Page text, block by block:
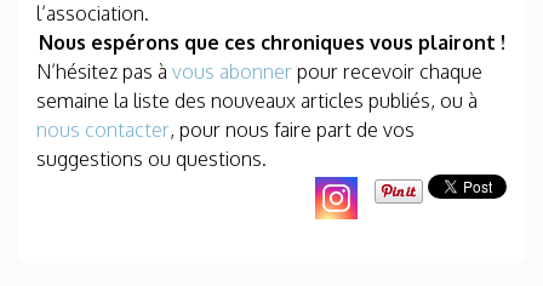
l’association.
Nous espérons que ces chroniques vous plairont !
N’hésitez pas à vous abonner pour recevoir chaque
semaine la liste des nouveaux articles publiés, ou à
nous contacter, pour nous faire part de vos
suggestions ou questions.